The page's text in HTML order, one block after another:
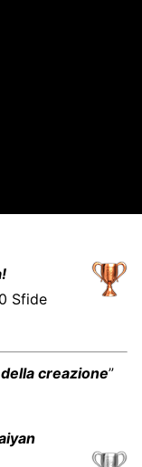
Sfide
creazione”